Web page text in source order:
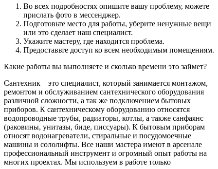
Во всех подробностях опишите вашу проблему, можете
прислать фото в мессенджер.
Подготовьте место для работы, уберите ненужные вещи
или это сделает наш специалист.
Укажите мастеру, где находится проблема.
Предоставьте доступ ко всем необходимым помещениям.
Какие работы вы выполняете и сколько времени это займет?
Сантехник – это специалист, который занимается монтажом,
ремонтом и обслуживанием сантехнического оборудования
различной сложности, а так же подключением бытовых
приборов. К сантехническому оборудованию относятся
водопроводные трубы, радиаторы, котлы, а также санфаянс
(раковины, унитазы, биде, писсуары). К бытовым приборам
относят водонагреватели, стиральные и посудомоечные
машины и сололифты. Все наши мастера имеют в арсенале
профессиональный инструмент и огромный опыт работы на
многих проектах. Мы используем в работе только